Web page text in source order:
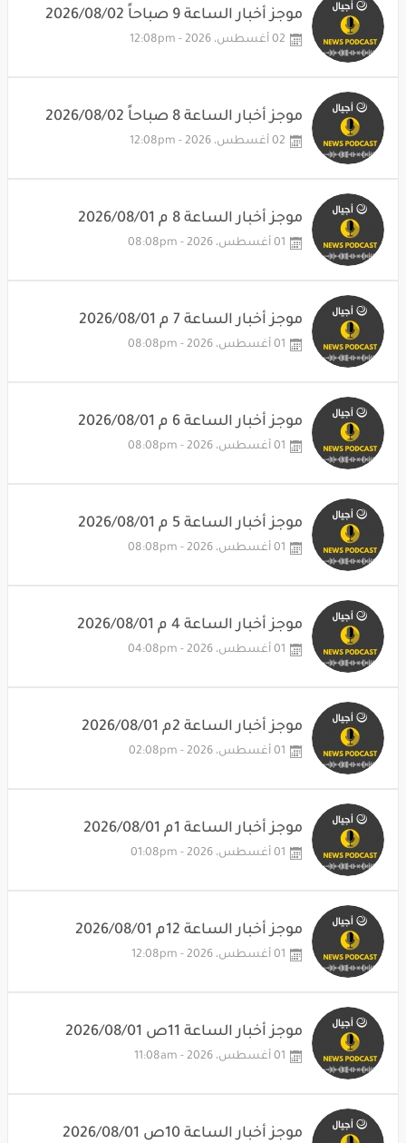
موجز أخبار الساعة 9 صباحاً 2026/08/02
02 أغسطس، 2026 - 12:08pm
موجز أخبار الساعة 8 صباحاً 2026/08/02
02 أغسطس، 2026 - 12:08pm
موجز أخبار الساعة 8 م 2026/08/01
01 أغسطس، 2026 - 08:08pm
موجز أخبار الساعة 7 م 2026/08/01
01 أغسطس، 2026 - 08:08pm
موجز أخبار الساعة 6 م 2026/08/01
01 أغسطس، 2026 - 08:08pm
موجز أخبار الساعة 5 م 2026/08/01
01 أغسطس، 2026 - 08:08pm
موجز أخبار الساعة 4 م 2026/08/01
01 أغسطس، 2026 - 04:08pm
موجز أخبار الساعة 2م 2026/08/01
01 أغسطس، 2026 - 02:08pm
موجز أخبار الساعة 1م 2026/08/01
01 أغسطس، 2026 - 01:08pm
موجز أخبار الساعة 12م 2026/08/01
01 أغسطس، 2026 - 12:08pm
موجز أخبار الساعة 11ص 2026/08/01
01 أغسطس، 2026 - 11:08am
موجز أخبار الساعة 10ص 2026/08/01